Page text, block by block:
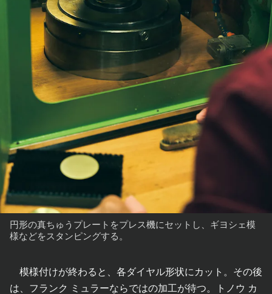
円形の真ちゅうプレートをプレス機にセットし、ギヨシェ模
様などをスタンピングする。
模様付けが終わると、各ダイヤル形状にカット。その後
は、フランク ミュラーならではの加工が待つ。トノウ カ